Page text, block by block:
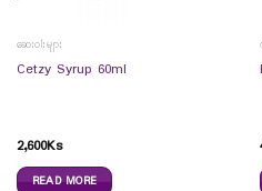
ဆေးဝါးများ
Cetzy Syrup 60ml
2,600Ks
READ MORE